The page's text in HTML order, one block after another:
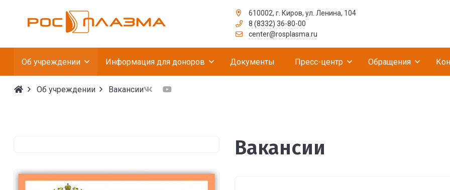
Федеральное государственное бюджетное учреждение
610002, г. Киров, ул. Ленина, 104
8 (8332) 36-80-00
center@rosplasma.ru
Об учреждении Информация для доноров Документы Пресс-центр Обращения
Об учреждении Вакансии
Вакансии